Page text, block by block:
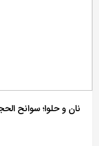
نان و حلوا؛ سوانح